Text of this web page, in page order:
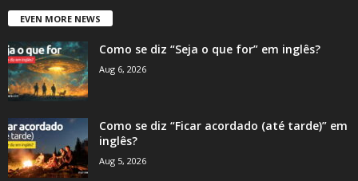
EVEN MORE NEWS
Como se diz “Seja o que for” em inglês?
Aug 6, 2026
Como se diz “Ficar acordado (até tarde)” em
inglês?
Aug 5, 2026